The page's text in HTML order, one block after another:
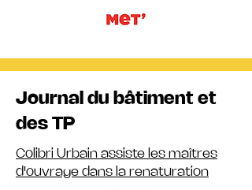
Journal du bâtiment et
des TP
Colibri Urbain assiste les maîtres
d'ouvrage dans la renaturation